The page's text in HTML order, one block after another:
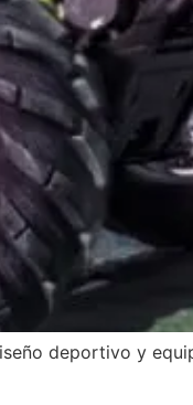
deportivo y